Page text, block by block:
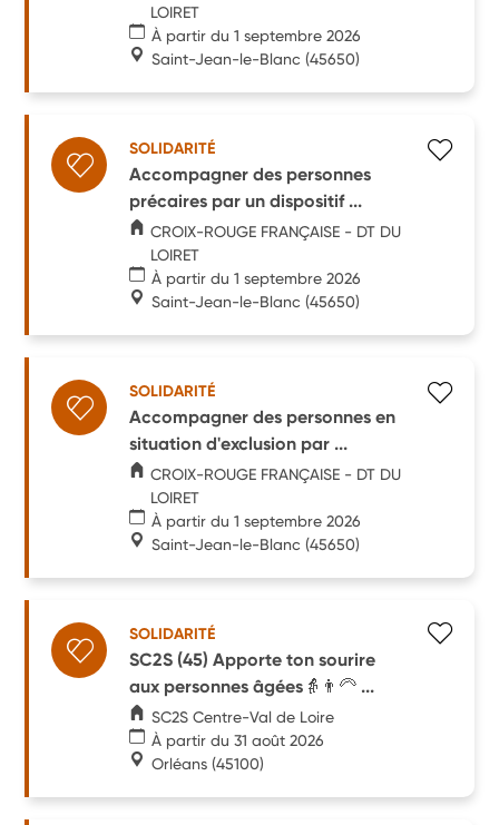
LOIRET
À partir du 1 septembre 2026
Saint-Jean-le-Blanc (45650)
SOLIDARITÉ
Accompagner des personnes
précaires par un dispositif ...
CROIX-ROUGE FRANÇAISE - DT DU
LOIRET
À partir du 1 septembre 2026
Saint-Jean-le-Blanc (45650)
SOLIDARITÉ
Accompagner des personnes en
situation d'exclusion par ...
CROIX-ROUGE FRANÇAISE - DT DU
LOIRET
À partir du 1 septembre 2026
Saint-Jean-le-Blanc (45650)
SOLIDARITÉ
SC2S (45) Apporte ton sourire
aux personnes âgées👵👨‍🦳 ...
SC2S Centre-Val de Loire
À partir du 31 août 2026
Orléans (45100)